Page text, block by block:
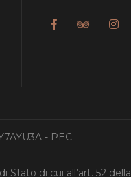
- PEC
di cui all’art. 52 della